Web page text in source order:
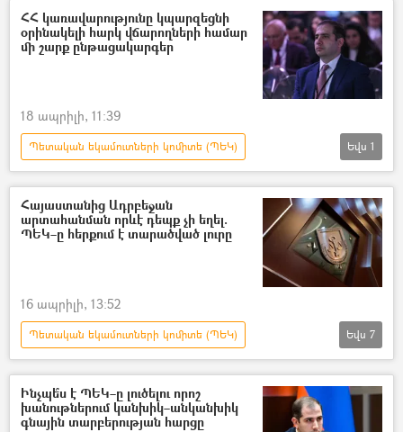
Տեսանյութեր
տեսանյութ
Ռուսաստան
ՀՀ կառավարությունը կպարզեցնի
օրինակելի հարկ վճարողների համար
մի շարք ընթացակարգեր
18 ապրիլի, 11:39
Պետական եկամուտների կոմիտե (ՊԵԿ)
հարկեր
Էդուարդ Հակոբյան
Եվս 1
Հայաստանից Ադրբեջան
արտահանման որևէ դեպք չի եղել.
ՊԵԿ–ը հերքում է տարածված լուրը
16 ապրիլի, 13:52
Պետական եկամուտների կոմիտե (ՊԵԿ)
արտահանում
ներմուծում
Հայաստան
Ադրբեջան
հայ-ադրբեջանական
բենզին
Եվս 7
Ինչպե՞ս է ՊԵԿ–ը լուծելու որոշ
խանութներում կանխիկ–անկանխիկ
գնային տարբերության հարցը